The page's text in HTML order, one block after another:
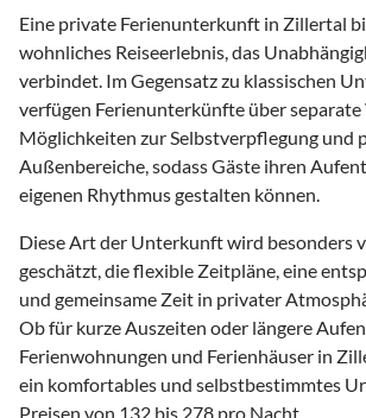
Eine private Ferienunterkunft in Zillertal
wohnliches Reiseerlebnis, das
verbindet. Im Gegensatz zu klassischen
verfügen Ferienunterkünfte über
Möglichkeiten zur Selbstverpflegung und
Außenbereiche, sodass Gäste ihren
eigenen Rhythmus gestalten können.
Diese Art der Unterkunft wird besonders
geschätzt, die flexible Zeitpläne, eine
und gemeinsame Zeit in privater
Ob für kurze Auszeiten oder längere
Ferienwohnungen und Ferienhäuser in
ein komfortables und selbstbestimmtes
Preisen von 132 bis 278 pro Nacht.